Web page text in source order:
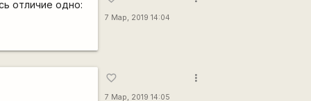
отличие одно:
7 Мар, 2019 14:04
favorite_border
7 Мар, 2019 14:05
more_vert